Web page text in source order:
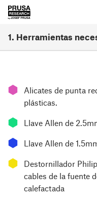
1. Herramientas
⬢
Alicates de punta
plásticas.
⬢ Llave Allen de
⬢ Llave Allen de
⬢
Destornillador
cables de la fuente
calefactada